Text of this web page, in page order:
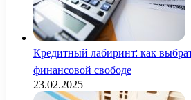
Кредитный лабиринт: как
финансовой свободе
23.02.2025